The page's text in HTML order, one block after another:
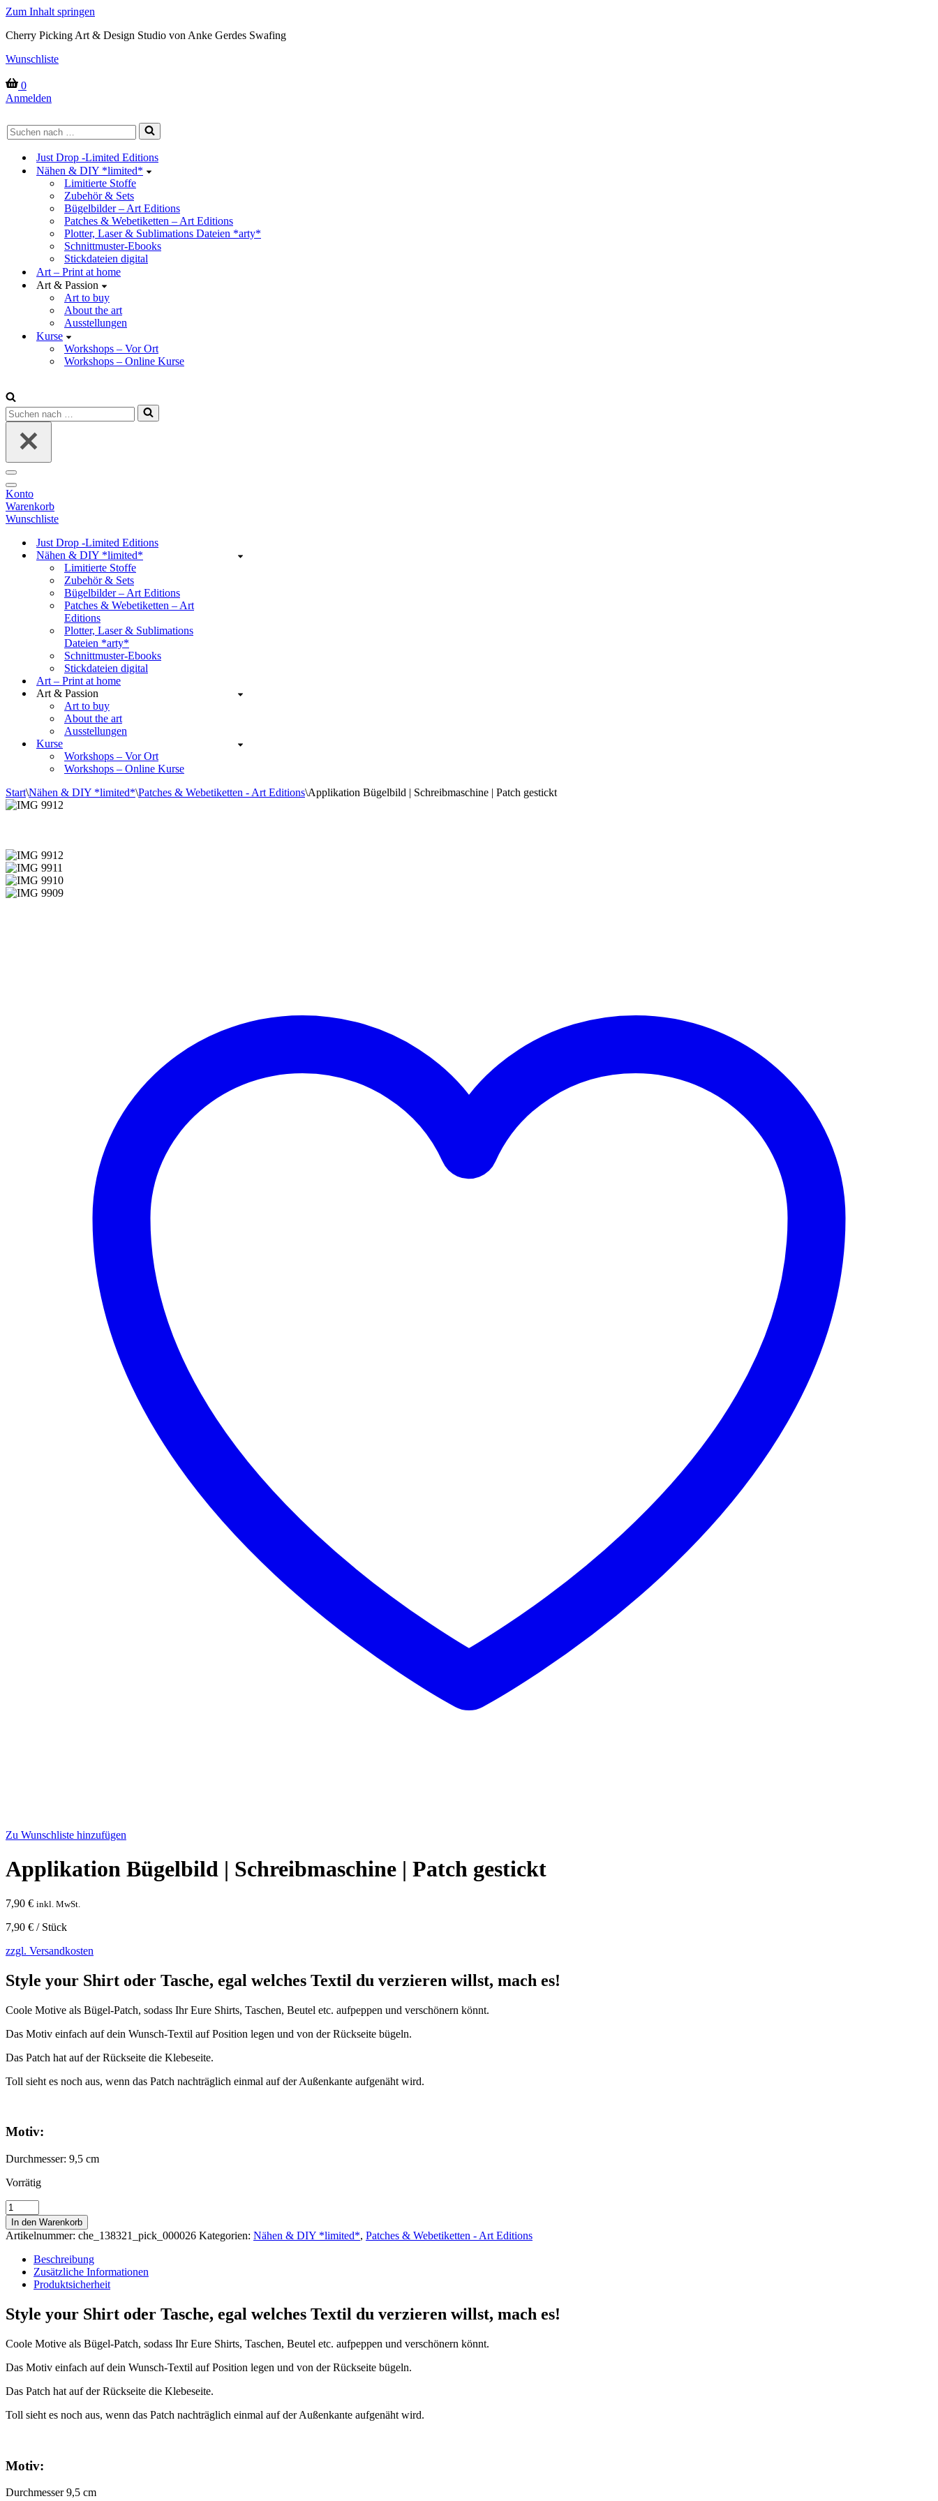
Zum Inhalt springen
Cherry Picking Art & Design Studio von Anke Gerdes Swafing
Wunschliste
Warenkorb
0
Anmelden
Suchen
nach …
Just Drop -Limited Editions
Nähen & DIY *limited*
Limitierte Stoffe
Zubehör & Sets
Bügelbilder – Art Editions
Patches & Webetiketten – Art Editions
Plotter, Laser & Sublimations Dateien *arty*
Schnittmuster-Ebooks
Stickdateien digital
Art – Print at home
Art & Passion
Art to buy
About the art
Ausstellungen
Kurse
Workshops – Vor Ort
Workshops – Online Kurse
Suchen
nach …
Navigations-
Menü
Navigations-
Menü
Konto
Warenkorb
Wunschliste
Just Drop -Limited Editions
Nähen & DIY *limited*
Limitierte Stoffe
Zubehör & Sets
Bügelbilder – Art Editions
Patches & Webetiketten – Art
Editions
Plotter, Laser & Sublimations
Dateien *arty*
Schnittmuster-Ebooks
Stickdateien digital
Art – Print at home
Art & Passion
Art to buy
About the art
Ausstellungen
Kurse
Workshops – Vor Ort
Workshops – Online Kurse
Start\Nähen & DIY *limited*\Patches & Webetiketten - Art Editions\Applikation Bügelbild | Schreibmaschine | Patch gestickt
Zu Wunschliste hinzufügen
Applikation Bügelbild | Schreibmaschine | Patch gestickt
7,90 € inkl. MwSt.
7,90 € / Stück
zzgl. Versandkosten
Style your Shirt oder Tasche, egal welches Textil du verzieren willst, mach es!
Coole Motive als Bügel-Patch, sodass Ihr Eure Shirts, Taschen, Beutel etc. aufpeppen und verschönern könnt.
Das Motiv einfach auf dein Wunsch-Textil auf Position legen und von der Rückseite bügeln.
Das Patch hat auf der Rückseite die Klebeseite.
Toll sieht es noch aus, wenn das Patch nachträglich einmal auf der Außenkante aufgenäht wird.
Motiv:
Durchmesser: 9,5 cm
Vorrätig
Applikation
Bügelbild
|
Schreibmaschine
Patch
gestickt
Menge
In den Warenkorb
Artikelnummer: che_138321_pick_000026 Kategorien: Nähen & DIY *limited*, Patches & Webetiketten - Art Editions
Beschreibung
Zusätzliche Informationen
Produktsicherheit
Style your Shirt oder Tasche, egal welches Textil du verzieren willst, mach es!
Coole Motive als Bügel-Patch, sodass Ihr Eure Shirts, Taschen, Beutel etc. aufpeppen und verschönern könnt.
Das Motiv einfach auf dein Wunsch-Textil auf Position legen und von der Rückseite bügeln.
Das Patch hat auf der Rückseite die Klebeseite.
Toll sieht es noch aus, wenn das Patch nachträglich einmal auf der Außenkante aufgenäht wird.
Motiv:
Durchmesser 9,5 cm